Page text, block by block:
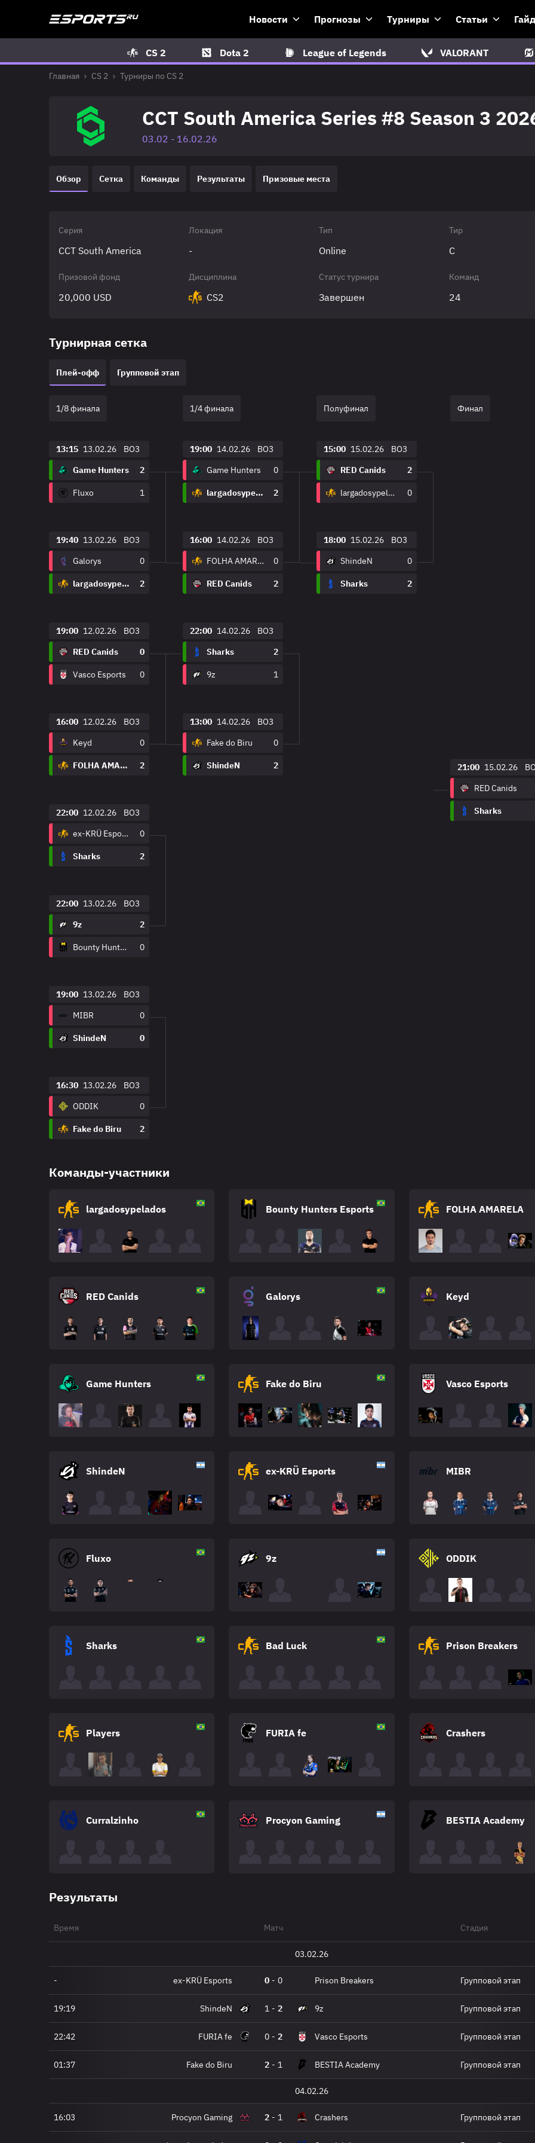
Новости Прогнозы Турниры Статьи
CS 2 Dota 2 League of Legends VALORANT
Главная CS 2 Турниры по CS 2
CCT South America Series #8 Season 3
03.02 - 16.02.26
Обзор Сетка Команды Результаты Призовые места
Серия
CCT South America
Локация
-
Тип
Online
Тир
C
Призовой фонд
20,000 USD
Дисциплина
CS2
Статус турнира
Завершен
Команд
24
Турнирная сетка
Плей-офф Групповой этап
1/8 финала
13:15 13.02.26
BO3
Game Hunters
2
Fluxo 1
19:40 13.02.26
BO3
Galorys
0
largadosypelados 2
19:00 12.02.26
BO3
RED Canids
0
Vasco Esports 0
16:00 12.02.26
BO3
Keyd
0
FOLHA AMARELA 2
22:00 12.02.26
BO3
ex-KRÜ Esports
0
Sharks 2
22:00 13.02.26
BO3
9z
2
Bounty Hunters Esports 0
19:00 13.02.26
BO3
MIBR
0
ShindeN 0
16:30 13.02.26
BO3
ODDIK
0
Fake do Biru 2
1/4 финала
19:00 14.02.26
BO3
Game Hunters
0
largadosypelados 2
16:00 14.02.26
BO3
FOLHA AMARELA
0
RED Canids 2
22:00 14.02.26
BO3
Sharks
2
9z 1
13:00 14.02.26
BO3
Fake do Biru
0
ShindeN 2
Полуфинал
15:00 15.02.26
BO3
RED Canids
2
largadosypelados 0
18:00 15.02.26
BO3
ShindeN
0
Sharks 2
Финал
21:00 15.02.26
RED Canids
Sharks
Команды-участники
largadosypelados Bounty Hunters Esports FOLHA AMARELA
RED Canids Galorys Keyd
Game Hunters Fake do Biru Vasco Esports
ShindeN ex-KRÜ Esports MIBR
Fluxo 9z ODDIK
Sharks Bad Luck Prison Breakers
Players FURIA fe Crashers
Curralzinho Procyon Gaming BESTIA Academy
Результаты
Время Матч Стадия
03.02.26
- ex-KRÜ Esports 0 - 0 Prison Breakers Групповой этап
19:19 ShindeN 1 - 2 9z Групповой этап
22:42 FURIA fe 0 - 2 Vasco Esports Групповой этап
01:37 Fake do Biru 2 - 1 BESTIA Academy Групповой этап
04.02.26
16:03 Procyon Gaming 2 - 1 Crashers Групповой этап